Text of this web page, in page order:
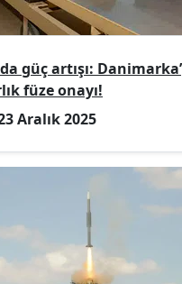
güç artışı:
füze onayı!
Aralık 2025